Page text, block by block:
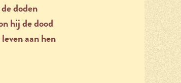
doden
hij de dood
aan hen